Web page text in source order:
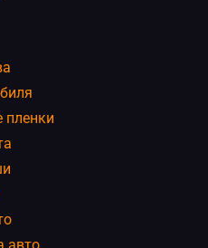
пленки
авто